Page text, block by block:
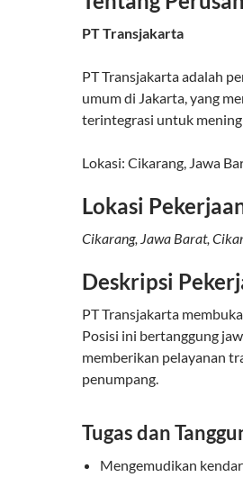
PT Transjakarta
PT Transjakarta adalah
umum di Jakarta, yang
terintegrasi untuk
Lokasi: Cikarang, Jawa
Lokasi
Cikarang, Jawa Barat,
Deskripsi
PT Transjakarta
Posisi ini bertanggung
memberikan pelayanan
penumpang.
Tugas dan
Mengemudikan